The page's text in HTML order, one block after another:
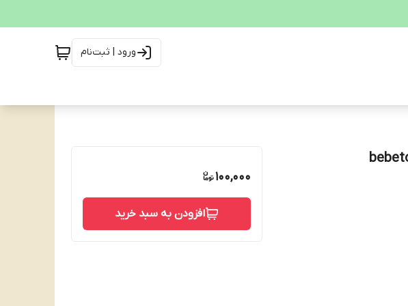
ورود | ثبت‌نام
100,000
افزودن به سبد خرید